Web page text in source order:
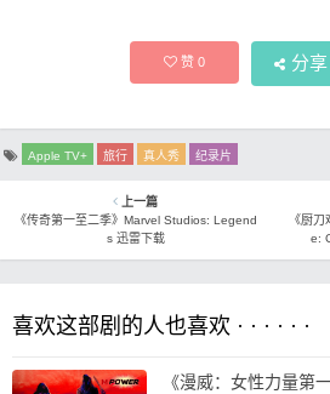
赞0 分享
Apple TV+ 旅行 真人秀 纪录片
上一篇
《传奇第一至二季》Marvel Studios: Legend
s 迅雷下载
《厨
e:
喜欢这部剧的人也喜欢 · · · · · ·
《漫威：女性力量第